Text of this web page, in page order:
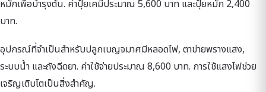
หมักเพื่อบำรุงต้น. ค่าปุ๋ยเคมีประมาณ 5,600 บาท และปุ๋ยหมัก 2,400
บาท.
อุปกรณ์ที่จำเป็นสำหรับปลูกเบญจมาศมีหลอดไฟ, ตาข่ายพรางแสง,
ระบบน้ำ และถังฉีดยา. ค่าใช้จ่ายประมาณ 8,600 บาท. การใช้แสงไฟช่วย
เจริญเติบโตเป็นสิ่งสำคัญ.